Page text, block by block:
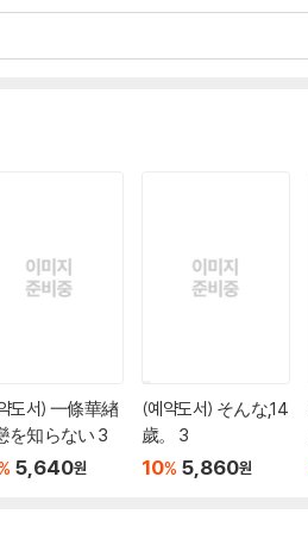
도서) 一條華緖
を知らない 3
5,640원
(예약도서) そんな,14
歲。 3
10% 5,860원